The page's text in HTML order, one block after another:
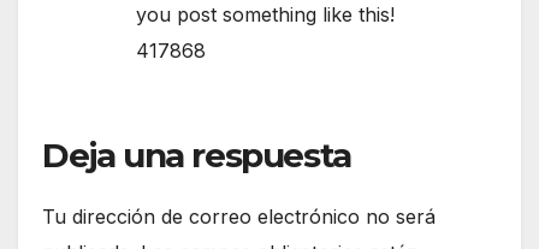
you post something like this!
417868
Deja una respuesta
Tu dirección de correo electrónico no será